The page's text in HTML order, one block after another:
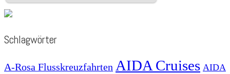
Schlagwörter
A-Rosa Flusskreuzfahrten AIDA Cruises AIDA